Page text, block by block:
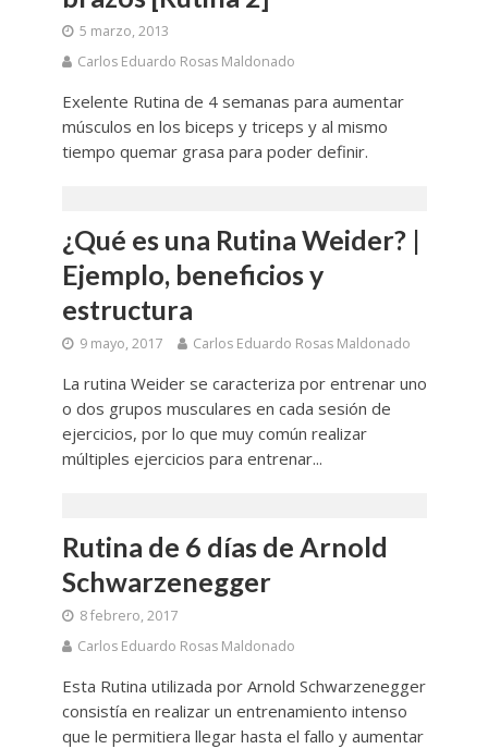
5 marzo, 2013
Carlos Eduardo Rosas Maldonado
Exelente Rutina de 4 semanas para aumentar
músculos en los biceps y triceps y al mismo
tiempo quemar grasa para poder definir.
¿Qué es una Rutina Weider? |
Ejemplo, beneficios y
estructura
9 mayo, 2017 Carlos Eduardo Rosas Maldonado
La rutina Weider se caracteriza por entrenar uno
o dos grupos musculares en cada sesión de
ejercicios, por lo que muy común realizar
múltiples ejercicios para entrenar...
Rutina de 6 días de Arnold
Schwarzenegger
8 febrero, 2017
Carlos Eduardo Rosas Maldonado
Esta Rutina utilizada por Arnold Schwarzenegger
consistía en realizar un entrenamiento intenso
que le permitiera llegar hasta el fallo y aumentar